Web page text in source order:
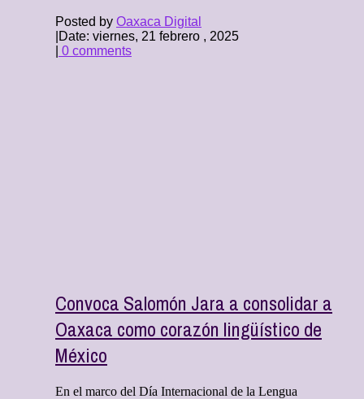
Posted by Oaxaca Digital
Date: viernes, 21 febrero , 2025
0 comments
Convoca Salomón Jara a consolidar a
Oaxaca como corazón lingüístico de
México
En el marco del Día Internacional de la Lengua